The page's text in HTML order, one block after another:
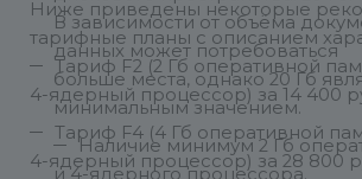
В зависимости от объёма
данных может потребоваться
больше места, однако 20 Гб
минимальным значением.
Наличие минимум 2 Гб
и 4-ядерного процессора.
Ниже приведены некоторые
тарифные планы с описанием
Тариф F2 (2 Гб оперативной
4-ядерный процессор) за 14 400
Тариф F4 (4 Гб оперативной
4-ядерный процессор) за 28 800